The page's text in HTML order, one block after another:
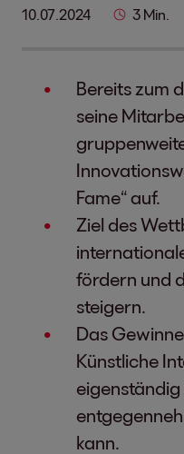
10.07.2024 3 Min.
Bereits zum
seine
Fame“ auf.
Ziel des
fördern und
steigern.
Das
Künstliche
kann.